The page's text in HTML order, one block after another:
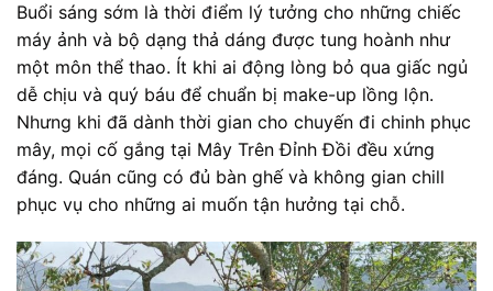
Buổi sáng sớm là thời điểm lý tưởng cho những chiếc
máy ảnh và bộ dạng thả dáng được tung hoành như
một môn thể thao. Ít khi ai động lòng bỏ qua giấc ngủ
dễ chịu và quý báu để chuẩn bị make-up lồng lộn.
Nhưng khi đã dành thời gian cho chuyến đi chinh phục
mây, mọi cố gắng tại Mây Trên Đỉnh Đồi đều xứng
đáng. Quán cũng có đủ bàn ghế và không gian chill
phục vụ cho những ai muốn tận hưởng tại chỗ.